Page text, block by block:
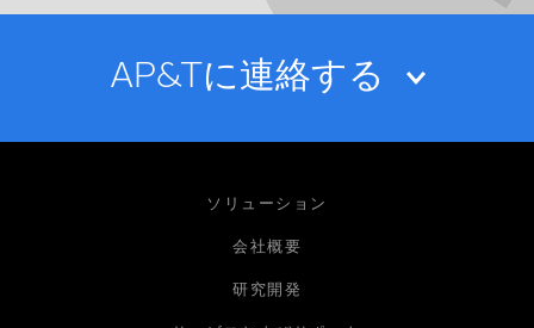
AP&Tに連絡する
ソリューション
会社概要
研究開発